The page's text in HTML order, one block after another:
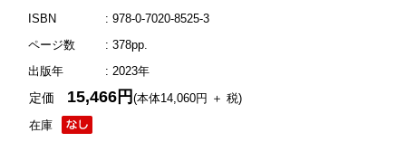
ISBN
: 978-0-7020-8525-3
ページ数
: 378pp.
出版年
: 2023年
在庫
定価 15,466円(本体14,060円 ＋ 税)